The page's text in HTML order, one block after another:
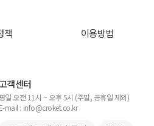
책 이용방법
객센터
일 오전 11시 ~ 오후 5시 (주말, 공휴일 제외)
E-mail : info@croket.co.kr